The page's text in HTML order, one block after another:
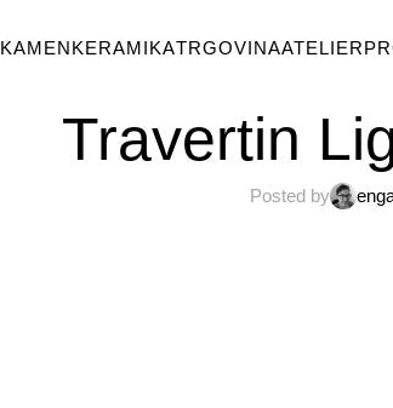
KAMENKERAMIKATRGOVINAATELIER
Travertin
Posted by